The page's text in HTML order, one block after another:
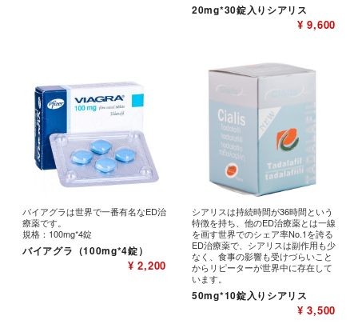
20mg*30錠入りシアリス
¥ 9,600
バイアグラは世界で一番有名なED治
療薬です。
規格：100mg*4錠
バイアグラ（100mg*4錠）
¥ 2,200
シアリスは持続時間が36時間という
特徴を持ち、他のED治療薬とは一線
を画す世界でのシェア率No.1を誇る
ED治療薬で、シアリスは副作用も少
なく、食事の影響も受けづらいこと
からリピーターが世界中に存在して
います。
50mg*10錠入りシアリス
¥ 3,500